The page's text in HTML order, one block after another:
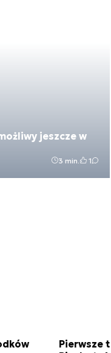
jeszcze w
3 min. 1
Pierwsze